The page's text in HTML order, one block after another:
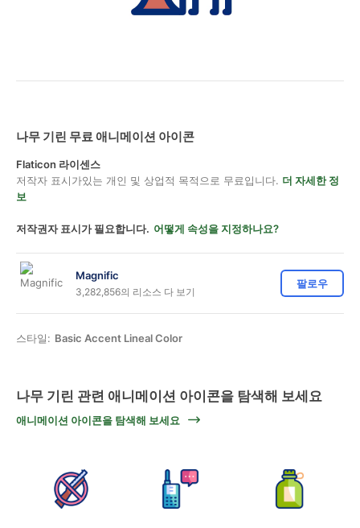
나무 기린 무료 애니메이션 아이콘
Flaticon 라이센스
저작자 표시가있는 개인 및 상업적 목적으로 무료입니다. 더 자세한 정
보
저작권자 표시가 필요합니다. 어떻게 속성을 지정하나요?
Magnific
3,282,856의 리소스 다 보기
팔로우
스타일: Basic Accent Lineal Color
나무 기린 관련 애니메이션 아이콘을 탐색해 보세요
애니메이션 아이콘을 탐색해 보세요